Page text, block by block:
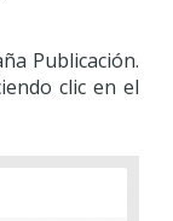
Publicación.
clic en el